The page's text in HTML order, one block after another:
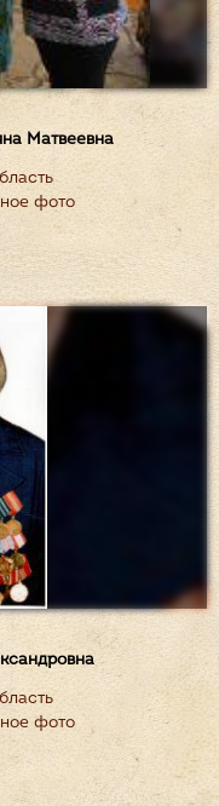
Матвеевна
фото
фото